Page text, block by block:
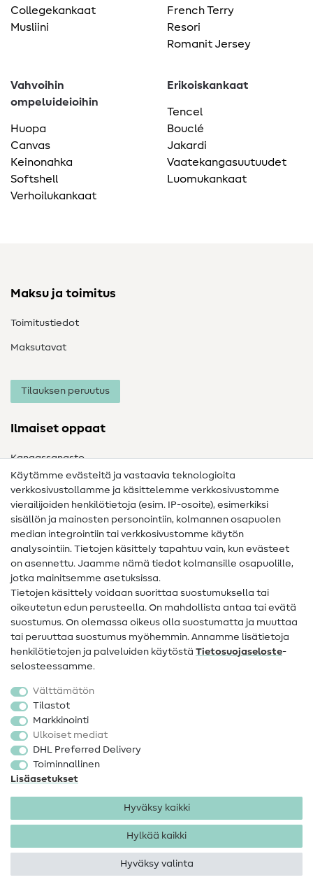
Collegekankaat
Musliini
French Terry
Resori
Romanit Jersey
Vahvoihin
ompeluideioihin
Huopa
Canvas
Keinonahka
Softshell
Verhoilukankaat
Erikoiskankaat
Tencel
Bouclé
Jakardi
Vaatekangasuutuudet
Luomukankaat
Maksu ja toimitus
Toimitustiedot
Maksutavat
Tilauksen peruutus
Ilmaiset oppaat
Kangassanasto
Ompelusanasto
Ompeluohjeet
Apua ja yhteystiedot
Yhteystiedot
Tietoa omistajanvaihdoksesta
FAQ
Peruutusoikeus
Suosittu
Kankaat
Ompelutarvikkeet
Ale
Käytämme evästeitä ja vastaavia teknologioita
verkkosivustollamme ja käsittelemme verkkosivustomme
vierailijoiden henkilötietoja (esim. IP-osoite), esimerkiksi
sisällön ja mainosten personointiin, kolmannen osapuolen
median integrointiin tai verkkosivustomme käytön
analysointiin. Tietojen käsittely tapahtuu vain, kun evästeet
on asennettu. Jaamme nämä tiedot kolmansille osapuolille,
jotka mainitsemme asetuksissa.
Tietojen käsittely voidaan suorittaa suostumuksella tai
oikeutetun edun perusteella. On mahdollista antaa tai evätä
suostumus. On olemassa oikeus olla suostumatta ja muuttaa
tai peruuttaa suostumus myöhemmin. Annamme lisätietoja
henkilötietojen ja palveluiden käytöstä Tietosuojaseloste-
selosteessamme.
Välttämätön
Tilastot
Markkinointi
Ulkoiset mediat
DHL Preferred Delivery
Toiminnallinen
Lisäasetukset
Hyväksy kaikki
Hylkää kaikki
Hyväksy valinta
Tietosuoja
Käyttöehdot
Peruutusoikeus
Tekijänoikeus 2026 SewIY GmbH